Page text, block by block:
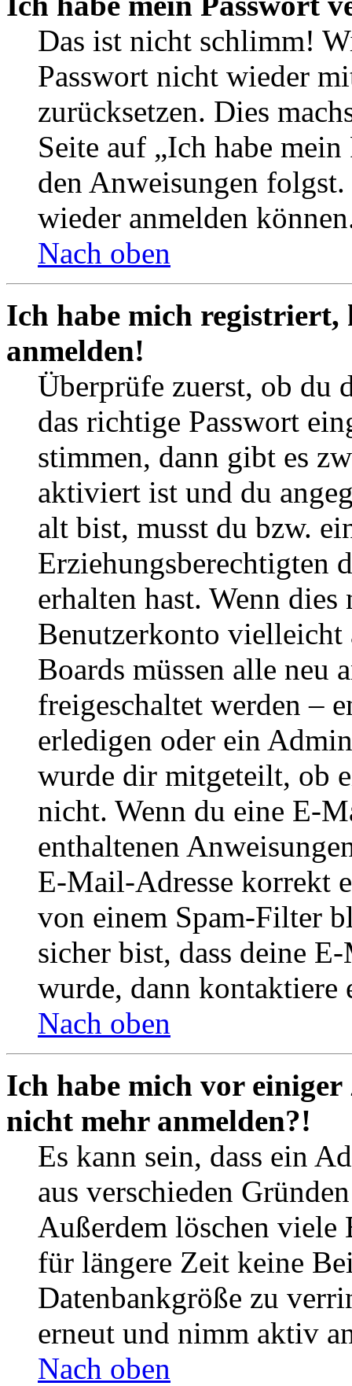
Das ist nicht schlimm!
Passwort nicht wieder
zurücksetzen. Dies
Seite auf „Ich habe
den Anweisungen
wieder anmelden
Nach oben
Ich habe mich
anmelden!
Überprüfe zuerst, ob du
das richtige Passwort
stimmen, dann gibt es
aktiviert ist und du
alt bist, musst du bzw.
Erziehungsberechtigten
erhalten hast. Wenn
Benutzerkonto
Boards müssen alle neu
freigeschaltet werden –
erledigen oder ein
wurde dir mitgeteilt, ob
nicht. Wenn du eine E-
enthaltenen
E-Mail-Adresse korrekt
von einem Spam-Filter
sicher bist, dass deine
wurde, dann kontaktiere
Nach oben
Ich habe mich vor
nicht mehr anmelden?!
Es kann sein, dass ein
aus verschieden
Außerdem löschen viele
für längere Zeit keine
Datenbankgröße zu
erneut und nimm aktiv
Nach oben